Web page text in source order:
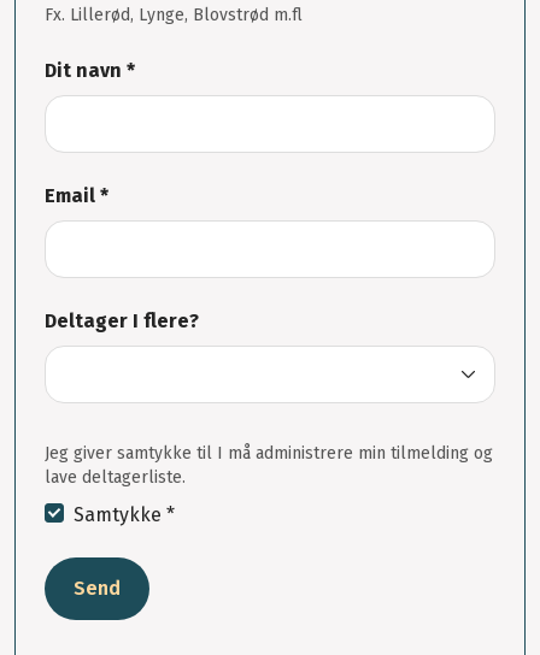
Fx. Lillerød, Lynge, Blovstrød m.fl
Dit navn *
Email *
Deltager I flere?
Jeg giver samtykke til I må administrere min tilmelding og
lave deltagerliste.
Samtykke *
Send